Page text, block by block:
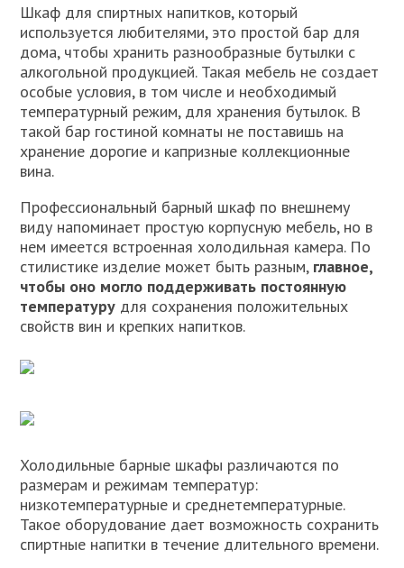
Шкаф для спиртных напитков, который
используется любителями, это простой бар для
дома, чтобы хранить разнообразные бутылки с
алкогольной продукцией. Такая мебель не создает
особые условия, в том числе и необходимый
температурный режим, для хранения бутылок. В
такой бар гостиной комнаты не поставишь на
хранение дорогие и капризные коллекционные
вина.
Профессиональный барный шкаф по внешнему
виду напоминает простую корпусную мебель, но в
нем имеется встроенная холодильная камера. По
стилистике изделие может быть разным, главное,
чтобы оно могло поддерживать постоянную
температуру для сохранения положительных
свойств вин и крепких напитков.
Холодильные барные шкафы различаются по
размерам и режимам температур:
низкотемпературные и среднетемпературные.
Такое оборудование дает возможность сохранить
спиртные напитки в течение длительного времени.